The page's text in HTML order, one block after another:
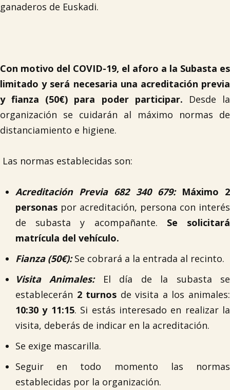
ganaderos de Euskadi.
Con motivo del COVID-19, el aforo a la Subasta es
limitado y será necesaria una acreditación previa
y fianza (50€) para poder participar. Desde la
organización se cuidarán al máximo normas de
distanciamiento e higiene.
Las normas establecidas son:
Acreditación Previa 682 340 679: Máximo 2
personas por acreditación, persona con interés
de subasta y acompañante. Se solicitará
matrícula del vehículo.
Fianza (50€):Se cobrará a la entrada al recinto.
Visita Animales:El día de la subasta se
establecerán 2 turnos de visita a los animales:
10:30 y 11:15. Si estás interesado en realizar la
visita, deberás de indicar en la acreditación.
Se exige mascarilla.
Seguir en todo momento las normas
establecidas por la organización.